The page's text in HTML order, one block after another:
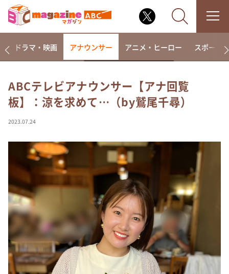
なるみ・岡村の過ぎるTV
相席食堂
～人生密着トークバラエティ！～ やすとものいたっ
て真剣です
探偵！ナイトスクープ
news おかえり
河合＆A.B.C-Z塚田×福井アナ「なんでやねん！？」
（news おかえり）
DAIGOも台所 ～きょうの献立 何にする？～
本日はダイアンなり！シーズン２
朝だ！生です旅サラダ
ドラマ・映画 アナウンサー アニメ・ヒーロー スポーツ
ABCテレビアナウンサー【アナ回覧
板】：涼を求めて…（by鷲尾千尋）
2023.07.24